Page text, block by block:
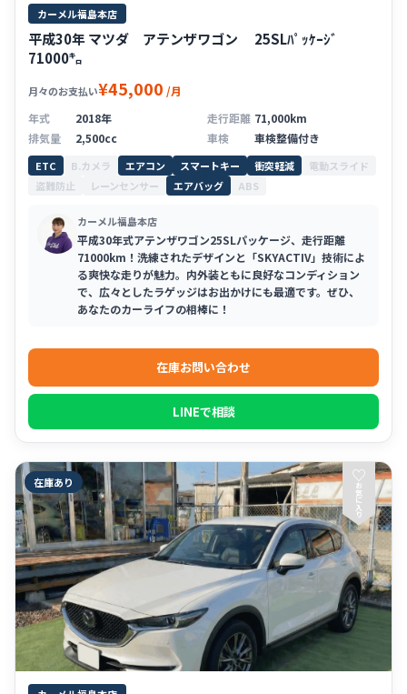
カーメル福島本店
平成30年 マツダ アテンザワゴン 25SLﾊﾟｯｹｰｼﾞ
71000㌔
月々のお支払い¥45,000 /月
年式
2018年 走行距離 71,000km
排気量
2,500cc 車検 車検整備付き
ETC B.カメラ エアコン スマートキー 衝突軽減
電動スライド
盗難防止
レーンセンサー エアバッグ ABS
カーメル福島本店
平成30年式アテンザワゴン25SLパッケージ、走行距離
71000km！洗練されたデザインと「SKYACTIV」技術によ
る爽快な走りが魅力。内外装ともに良好なコンディション
で、広々としたラゲッジはお出かけにも最適です。ぜひ、
あなたのカーライフの相棒に！
在庫お問い合わせ
LINEで相談
在庫あり ♡
お
気
に
入
り